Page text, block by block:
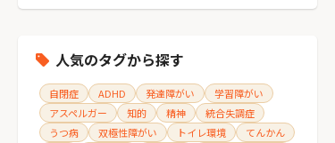
人気のタグから探す
自閉症 ADHD 発達障がい
学習障がい
アスペルガー
知的 精神
統合失調症
うつ病
双極性障がい トイレ環境
てんかん